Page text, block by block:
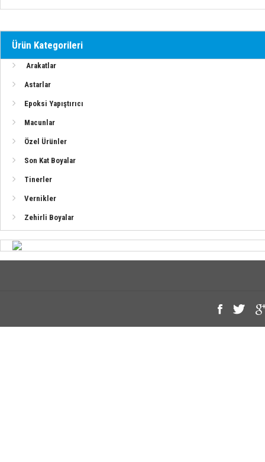
Teknomar Ürünler (PDF)
Alexseal Ürünleri
Deniz Kuvvetleri Boya Sistemleri
Ahşap Tekneler İçin Sistem (Epoksi-Elyafsız)
Ahşap Yüzeyler İçin Vernik Uygulaması (Sentetik)
Alüminyum Tekneler İçin Sistem
Ürün Kategorileri
Arakatlar
Astarlar
Epoksi Yapıştırıcı
Macunlar
Özel Ürünler
Son Kat Boyalar
Tinerler
Vernikler
Zehirli Boyalar